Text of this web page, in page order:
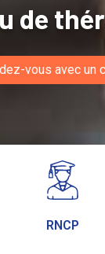
de
vous avec un
RNCP